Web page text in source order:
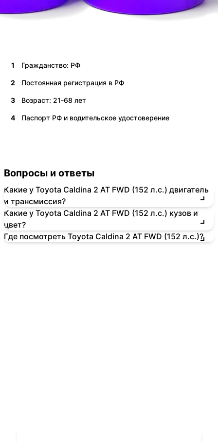
1 Гражданство: РФ
2 Постоянная регистрация в РФ
3 Возраст: 21-68 лет
4 Паспорт РФ и водительское удостоверение
Вопросы и ответы
Какие у Toyota Caldina 2 AT FWD (152 л.с.) двигатель
и трансмиссия?
Какие у Toyota Caldina 2 AT FWD (152 л.с.) кузов и
цвет?
Где посмотреть Toyota Caldina 2 AT FWD (152 л.с.)?